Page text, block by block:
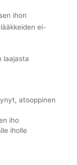
ihon
ei-
laajasta
atooppinen
iho
iholle